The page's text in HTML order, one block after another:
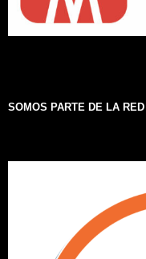
SOMOS PARTE DE LA